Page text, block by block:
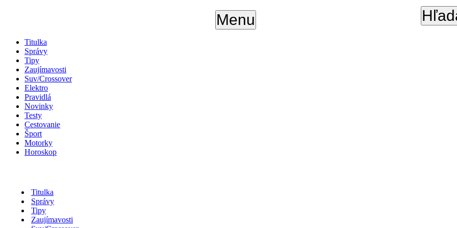
Menu
Titulka
Správy
Tipy
Zaujímavosti
Suv/Crossover
Elektro
Pravidlá
Novinky
Testy
Cestovanie
Šport
Motorky
Horoskop
Titulka
Správy
Tipy
Zaujímavosti